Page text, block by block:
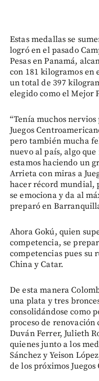
Estas medallas se
logró en el pasado
Pesas en Panamá,
con 181 kilogramos en
un total de 397
elegido como el Mejor
“Tenía muchos
Juegos
pero también mucha
nuevo al país, algo
estamos haciendo un
Arrieta con miras a
hacer récord mundial,
se emociona y da al
preparó en
Ahora Gokú, quien
competencia, se
competencias pues su
China y Catar.
De esta manera
una plata y tres
consolidándose como
proceso de renovación
Duván Ferrer, Julieth
quienes junto a los
Sánchez y Yeison
de los próximos